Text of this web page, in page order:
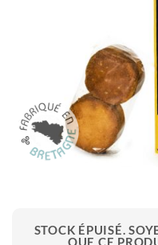
STOCK ÉPUISÉ.
QUE CE